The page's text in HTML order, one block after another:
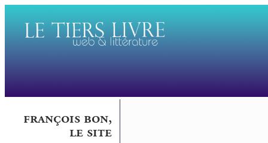
françois bon,
le site